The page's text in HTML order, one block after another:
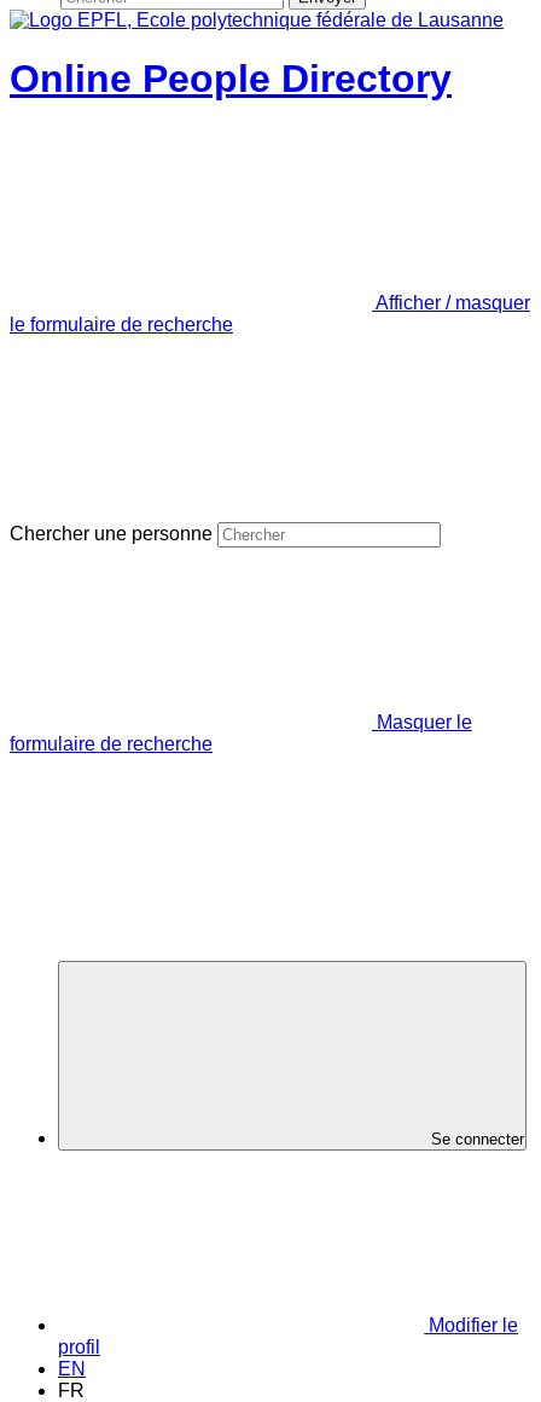
Online People Directory
Afficher / masquer
le formulaire de recherche
Chercher une personne
Masquer le
formulaire de recherche
Se connecter
Modifier le
profil
EN
FR